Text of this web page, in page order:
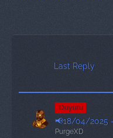
Last Reply
Duyuru
📢18/04/2025 -
PurgeXD